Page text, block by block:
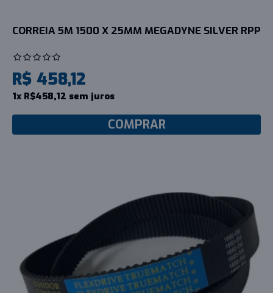
CORREIA 5M 1500 X 25MM MEGADYNE SILVER RPP
R$ 458,12
1x R$458,12 sem juros
COMPRAR